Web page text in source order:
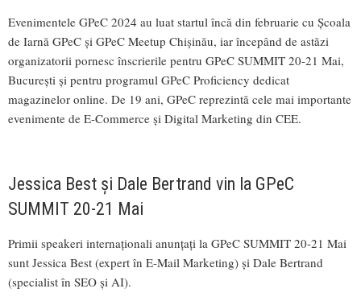
Evenimentele GPeC 2024 au luat startul încă din februarie cu Școala
de Iarnă GPeC și GPeC Meetup Chișinău, iar începând de astăzi
organizatorii pornesc înscrierile pentru GPeC SUMMIT 20-21 Mai,
București și pentru programul GPeC Proficiency dedicat
magazinelor online. De 19 ani, GPeC reprezintă cele mai importante
evenimente de E-Commerce și Digital Marketing din CEE.
Jessica Best și Dale Bertrand vin la GPeC
SUMMIT 20-21 Mai
Primii speakeri internaționali anunțați la GPeC SUMMIT 20-21 Mai
sunt Jessica Best (expert în E-Mail Marketing) și Dale Bertrand
(specialist în SEO și AI).